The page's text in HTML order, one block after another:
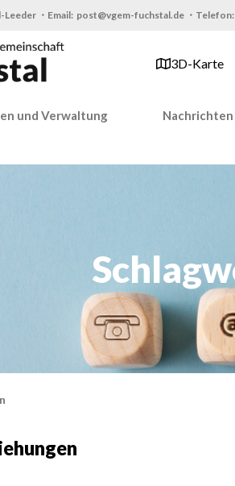
・Email: post@vgem-fuchstal.de ・Telefon:
3D-Karte
und Verwaltung Nachrichten